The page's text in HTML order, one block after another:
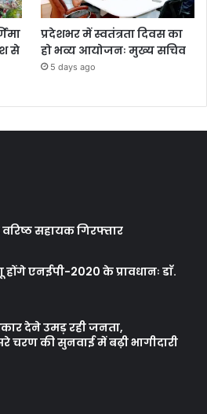
से
प्रदेशभर में स्वतंत्रता दिवस का
हो भव्य आयोजनः मुख्य सचिव
5 days ago
सहायक गिरफ्तार
एनईपी-2020 के प्रावधानः डाॅ.
देने उमड़ रही जनता,
चरण की सुनवाई में बढ़ी भागीदारी